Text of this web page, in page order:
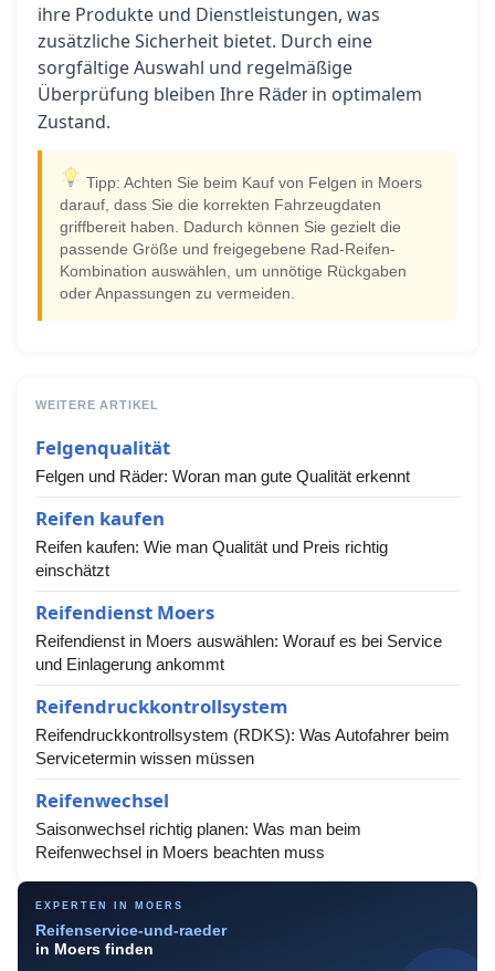
ihre Produkte und Dienstleistungen, was
zusätzliche Sicherheit bietet. Durch eine
sorgfältige Auswahl und regelmäßige
Überprüfung bleiben Ihre Räder in optimalem
Zustand.
Tipp: Achten Sie beim Kauf von Felgen in Moers
darauf, dass Sie die korrekten Fahrzeugdaten
griffbereit haben. Dadurch können Sie gezielt die
passende Größe und freigegebene Rad-Reifen-
Kombination auswählen, um unnötige Rückgaben
oder Anpassungen zu vermeiden.
WEITERE ARTIKEL
Felgenqualität
Felgen und Räder: Woran man gute Qualität erkennt
Reifen kaufen
Reifen kaufen: Wie man Qualität und Preis richtig
einschätzt
Reifendienst Moers
Reifendienst in Moers auswählen: Worauf es bei Service
und Einlagerung ankommt
Reifendruckkontrollsystem
Reifendruckkontrollsystem (RDKS): Was Autofahrer beim
Servicetermin wissen müssen
Reifenwechsel
Saisonwechsel richtig planen: Was man beim
Reifenwechsel in Moers beachten muss
EXPERTEN IN MOERS
Reifenservice-und-raeder
in Moers finden